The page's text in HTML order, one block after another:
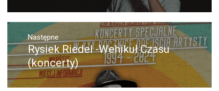
Następne
Następny
post:
Rysiek Riedel -Wehikuł Czasu
(koncerty)